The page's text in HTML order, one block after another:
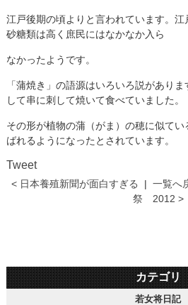
江戸後期の頃よりと言われています。
砂糖類は高く庶民にはなかなか入ら
なかったようです。
「蒲焼き」の語源はいろいろ説があり
して串に刺して焼いて食べていました。
その形が植物の蒲（がま）の穂に似て
ばれるようになったとされています。
Tweet
< 日本養殖新聞が面白すぎる | 一覧へ
祭 2012 >
カテゴリ
若女将日記